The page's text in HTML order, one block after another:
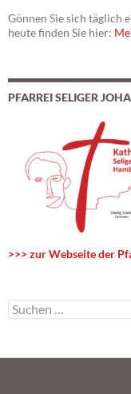
Gönnen Sie sich täglich
heute finden Sie hier:
PFARREI SELIGER
>>> zur Webseite der
S
u